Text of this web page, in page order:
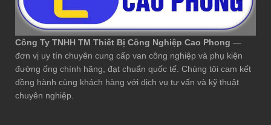
Công Ty TNHH TM Thiết Bị Công Nghiệp Cao Phong —
đơn vị uy tín chuyên cung cấp van công nghiệp và phụ kiện
đường ống chính hãng, đạt chuẩn quốc tế. Chúng tôi cam kết
đồng hành cùng khách hàng với dịch vụ tư vấn và kỹ thuật
chuyên nghiệp.